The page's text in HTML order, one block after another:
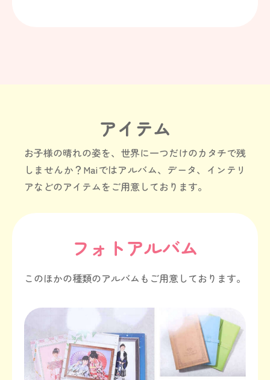
アイテム
お子様の晴れの姿を、世界に一つだけのカタチで残
しませんか？ Maiではアルバム、データ、インテリ
アなどのアイテムをご用意しております。
フォトアルバム
このほかの種類のアルバムもご用意しております。